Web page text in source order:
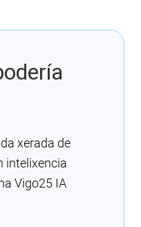
xerada de
intelixencia
Vigo25 IA